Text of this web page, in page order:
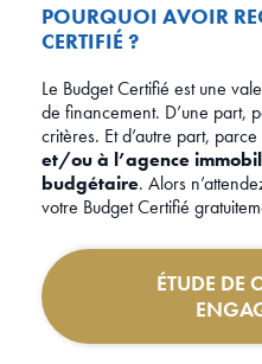
POURQUOI AVOIR
CERTIFIÉ ?
Le Budget Certifié est une
de financement. D’une part,
critères. Et d’autre part, parce
et/ou à l’agence
budgétaire. Alors
votre Budget Certifié
ÉTUDE DE